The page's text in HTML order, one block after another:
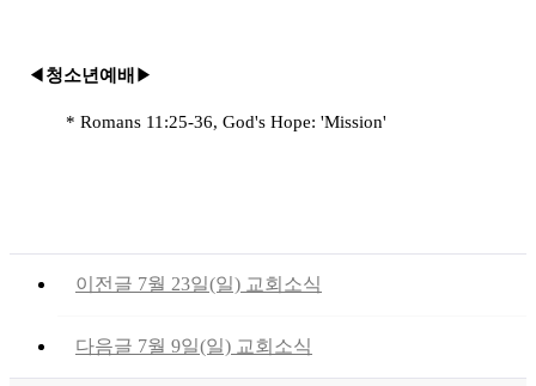
◀ 청소년예배 ▶
* Romans 11:25-36, God's Hope: 'Mission'
이전글 7월 23일(일) 교회소식
다음글 7월 9일(일) 교회소식